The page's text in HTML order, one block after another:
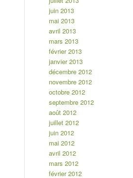
juin 2013
mai 2013
avril 2013
mars 2013
février 2013
janvier 2013
décembre 2012
novembre 2012
octobre 2012
septembre 2012
août 2012
juillet 2012
juin 2012
mai 2012
avril 2012
mars 2012
février 2012